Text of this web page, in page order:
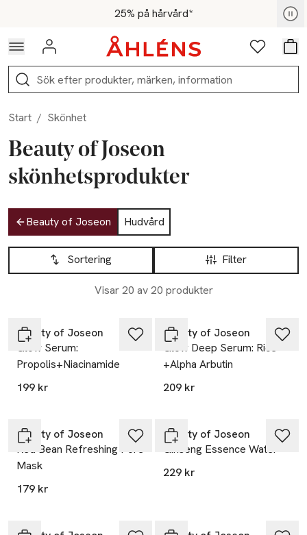
Hoppa till navigationsmenyn25% på hårvård*
För medlemmar - Shoppa nu
Logga in Favoriter
Sök
Start / Skönhet
Beauty of Joseon
skönhetsprodukter
Hoppa till produktsidan
Beauty of Joseon
Hudvård
Hoppa till produktsidan
Filter
Sortering
Visar 20 av 20 produkter
Lista över produkter
Beauty of Joseon
Glow Serum:
Propolis+Niacinamide
199 kr
Beauty of Joseon
Glow Deep Serum: Rice
+Alpha Arbutin
209 kr
Beauty of Joseon
Red Bean Refreshing Pore
Mask
179 kr
Beauty of Joseon
Ginseng Essence Water
229 kr